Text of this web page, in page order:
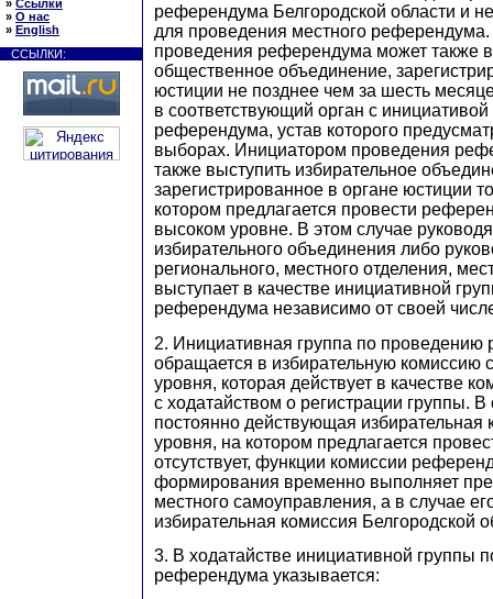
» Ссылки
» О нас
» English
ССЫЛКИ:
референдума Белгородской области и
для проведения местного
проведения референдума может также
общественное объединение,
юстиции не позднее чем за шесть
в соответствующий орган с
референдума, устав которого
выборах. Инициатором проведения
также выступить избирательное
зарегистрированное в органе юстиции
котором предлагается провести
высоком уровне. В этом случае
избирательного объединения либо
регионального, местного отделения,
выступает в качестве инициативной
референдума независимо от своей
2. Инициативная группа по
обращается в избирательную комиссию
уровня, которая действует в качестве
с ходатайством о регистрации группы. В
постоянно действующая избирательная
уровня, на котором предлагается
отсутствует, функции комиссии
формирования временно выполняет
местного самоуправления, а в случае
избирательная комиссия Белгородской
3. В ходатайстве инициативной группы
референдума указывается: